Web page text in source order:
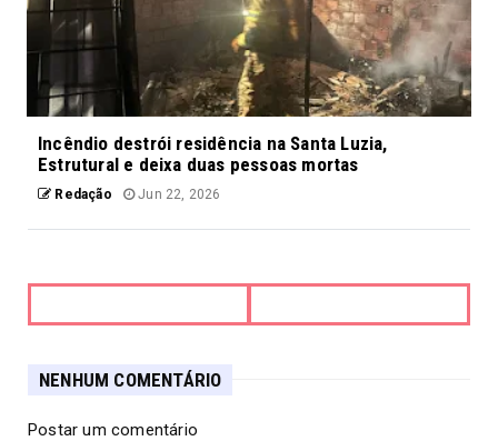
Incêndio destrói residência na Santa Luzia,
Estrutural e deixa duas pessoas mortas
Redação Jun 22, 2026
NENHUM COMENTÁRIO
Postar um comentário